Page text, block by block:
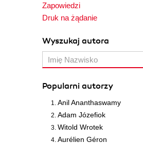
Zapowiedzi
Druk na żądanie
Wyszukaj autora
Popularni autorzy
Anil Ananthaswamy
Adam Józefiok
Witold Wrotek
Aurélien Géron